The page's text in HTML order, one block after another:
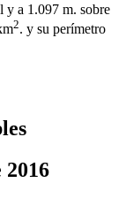
y a 1.097 m. sobre
2. y su perímetro
2016